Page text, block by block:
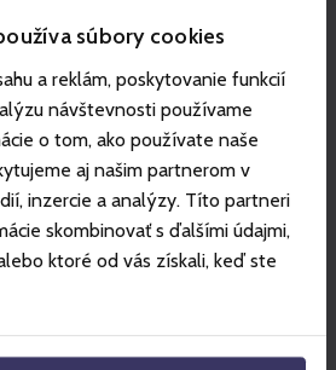
súbory cookies
a reklám, poskytovanie funkcií
návštevnosti používame
o tom, ako používate naše
aj našim partnerom v
inzercie a analýzy. Títo partneri
skombinovať s ďalšími údajmi,
ktoré od vás získali, keď ste